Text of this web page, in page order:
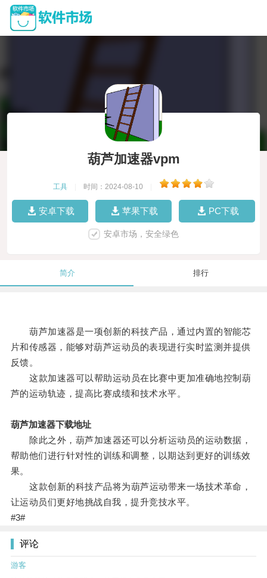
葫芦加速器vpm
工具 时间：2024-08-10
安卓下载 苹果下载 PC下载
安卓市场，安全绿色
简介 排行
葫芦加速器是一项创新的科技产品，通过内置的智能芯
片和传感器，能够对葫芦运动员的表现进行实时监测并提供
反馈。
这款加速器可以帮助运动员在比赛中更加准确地控制葫
芦的运动轨迹，提高比赛成绩和技术水平。
葫芦加速器下载地址
除此之外，葫芦加速器还可以分析运动员的运动数据，
帮助他们进行针对性的训练和调整，以期达到更好的训练效
果。
这款创新的科技产品将为葫芦运动带来一场技术革命，
让运动员们更好地挑战自我，提升竞技水平。
#3#
评论
游客